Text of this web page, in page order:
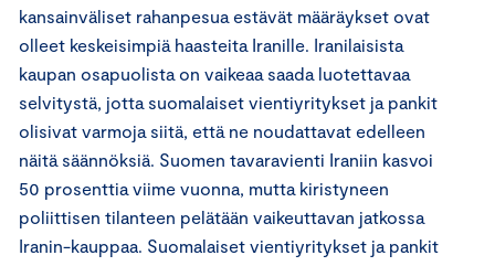
kansainväliset rahanpesua estävät määräykset ovat
olleet keskeisimpiä haasteita Iranille. Iranilaisista
kaupan osapuolista on vaikeaa saada luotettavaa
selvitystä, jotta suomalaiset vientiyritykset ja pankit
olisivat varmoja siitä, että ne noudattavat edelleen
näitä säännöksiä. Suomen tavaravienti Iraniin kasvoi
50 prosenttia viime vuonna, mutta kiristyneen
poliittisen tilanteen pelätään vaikeuttavan jatkossa
Iranin-kauppaa. Suomalaiset vientiyritykset ja pankit